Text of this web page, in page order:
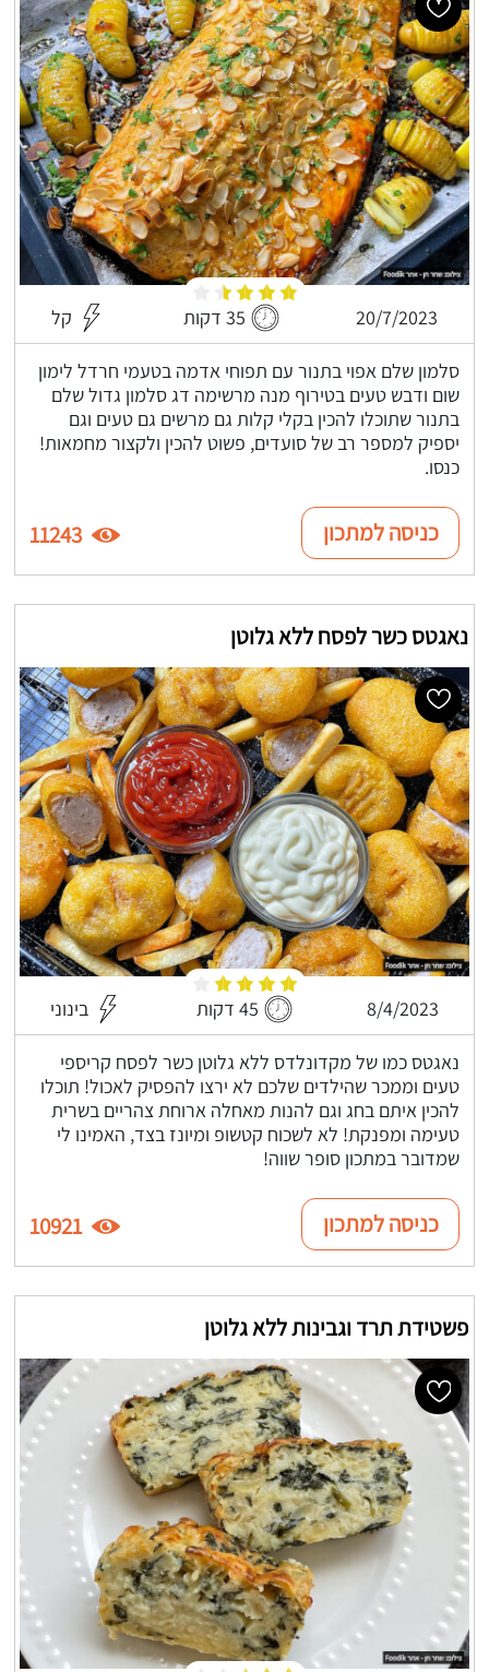
20/7/2023 35 דקות קל
סלמון שלם אפוי בתנור עם תפוחי אדמה בטעמי חרדל לימון
שום ודבש טעים בטירוף מנה מרשימה דג סלמון גדול שלם
בתנור שתוכלו להכין בקלי קלות גם מרשים גם טעים וגם
יספיק למספר רב של סועדים, פשוט להכין ולקצור מחמאות!
כנסו.
כניסה למתכון 11243
נאגטס כשר לפסח ללא גלוטן
8/4/2023 45 דקות בינוני
נאגטס כמו של מקדונלדס ללא גלוטן כשר לפסח קריספי
טעים וממכר שהילדים שלכם לא ירצו להפסיק לאכול! תוכלו
להכין איתם בחג וגם להנות מאחלה ארוחת צהריים בשרית
טעימה ומפנקת! לא לשכוח קטשופ ומיונז בצד, האמינו לי
שמדובר במתכון סופר שווה!
כניסה למתכון 10921
פשטידת תרד וגבינות ללא גלוטן